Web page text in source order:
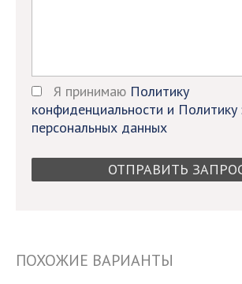
Я принимаю Политику
конфиденциальности и
персональных данных
ПОХОЖИЕ ВАРИАНТЫ